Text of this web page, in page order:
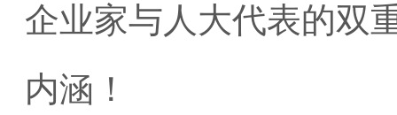
企业家与人大代表的双
内涵！